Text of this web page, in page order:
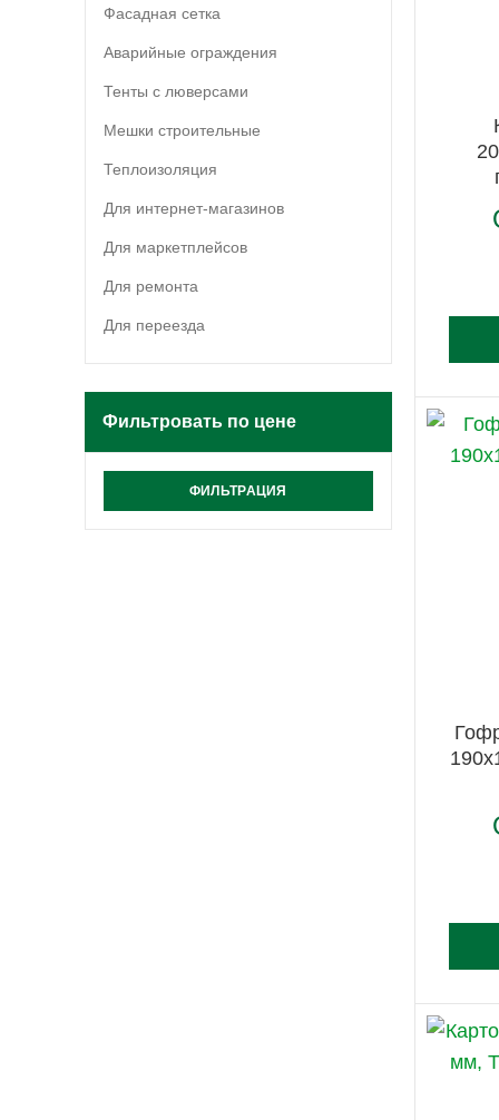
Фасадная сетка
Аварийные ограждения
Тенты с люверсами
Мешки строительные
Теплоизоляция
Для интернет-магазинов
Для маркетплейсов
Для ремонта
Для переезда
Фильтровать по цене
ФИЛЬТРАЦИЯ